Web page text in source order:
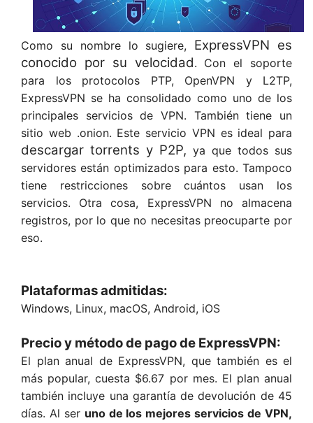
Como su nombre lo sugiere, ExpressVPN es
conocido por su velocidad. Con el soporte
para los protocolos PTP, OpenVPN y L2TP,
ExpressVPN se ha consolidado como uno de los
principales servicios de VPN. También tiene un
sitio web .onion. Este servicio VPN es ideal para
descargar torrents y P2P, ya que todos sus
servidores están optimizados para esto. Tampoco
tiene restricciones sobre cuántos usan los
servicios. Otra cosa, ExpressVPN no almacena
registros, por lo que no necesitas preocuparte por
eso.
Plataformas admitidas:
Windows, Linux, macOS, Android, iOS
Precio y método de pago de ExpressVPN:
El plan anual de ExpressVPN, que también es el
más popular, cuesta $6.67 por mes. El plan anual
también incluye una garantía de devolución de 45
días. Al ser uno de los mejores servicios de VPN,